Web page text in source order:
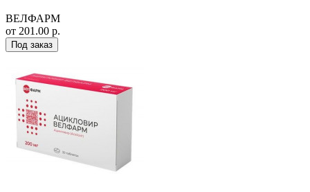
ВЕЛФАРМ
от 201.00 р.
Под заказ